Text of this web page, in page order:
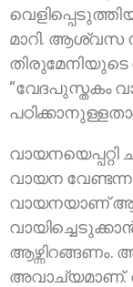
മാറി. ആശ്വസ
തിരുമേനിയുടെ
“വേദപുസ്തകം
വായന
വായനയാണ്
അവാച്യമാണ്.